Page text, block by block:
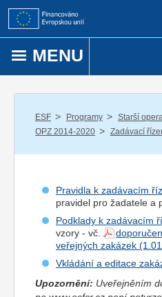
Přejít k obsahu
MENU
ESF / Programy / Starší
OPZ 2014-2020 / Zadávací
Pravidla k zadávacím
pravidel pro žadatele a
Podklady k zadávacím
vzory - vč.
veřejných zakázek
Vkládání a editace
Upozornění: Uveřejněním